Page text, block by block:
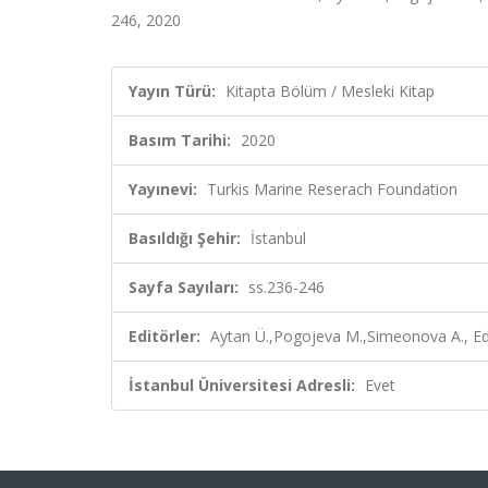
246, 2020
Yayın Türü: Kitapta Bölüm / Mesleki Kitap
Basım Tarihi: 2020
Yayınevi: Turkis Marine Reserach Foundation
Basıldığı Şehir: İstanbul
Sayfa Sayıları: ss.236-246
Editörler: Aytan Ü.,Pogojeva M.,Simeonova A.,
İstanbul Üniversitesi Adresli: Evet